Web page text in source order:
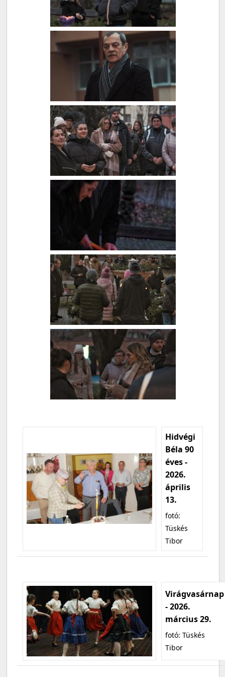
Hidvégi
Béla 90
éves -
2026.
április
13.
fotó:
Tüskés
Tibor
Virágvasárnap
- 2026.
március 29.
fotó: Tüskés
Tibor